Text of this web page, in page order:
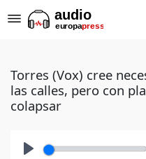
Torres (Vox) cree
las calles, pero con
colapsar